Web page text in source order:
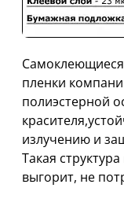
пленки
полиэстерной
излучению и
Такая
выгорит, не